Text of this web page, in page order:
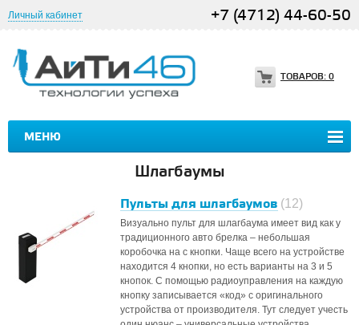
Личный кабинет +7 (4712) 44-60-50
МЕНЮ
ТОВАРОВ: 0
Шлагбаумы
Пульты для шлагбаумов (12)
Визуально пульт для шлагбаума имеет вид как у
традиционного авто брелка – небольшая
коробочка на с кнопки. Чаще всего на устройстве
находится 4 кнопки, но есть варианты на 3 и 5
кнопок. С помощью радиоуправления на каждую
кнопку записывается «код» с оригинального
устройства от производителя. Тут следует учесть